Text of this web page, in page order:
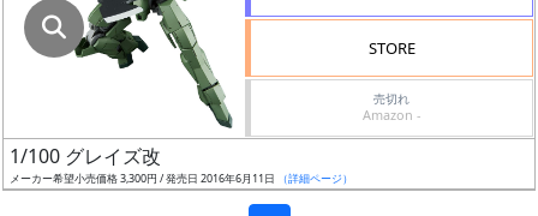
売
STORE
売切れ
Amazon -
1/100 グレイズ改
メーカー希望小売価格 3,300円 / 発売日 2016年6月11日 （詳細ページ）